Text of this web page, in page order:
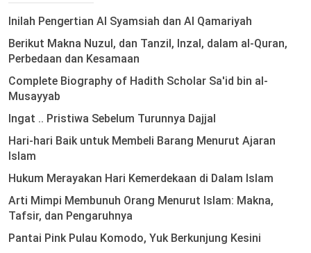
Inilah Pengertian Al Syamsiah dan Al Qamariyah
Berikut Makna Nuzul, dan Tanzil, Inzal, dalam al-Quran,
Perbedaan dan Kesamaan
Complete Biography of Hadith Scholar Sa'id bin al-
Musayyab
Ingat .. Pristiwa Sebelum Turunnya Dajjal
Hari-hari Baik untuk Membeli Barang Menurut Ajaran
Islam
Hukum Merayakan Hari Kemerdekaan di Dalam Islam
Arti Mimpi Membunuh Orang Menurut Islam: Makna,
Tafsir, dan Pengaruhnya
Pantai Pink Pulau Komodo, Yuk Berkunjung Kesini